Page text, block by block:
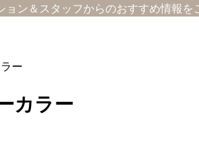
ョン＆スタッフからのおすすめ情報を
ー
カラー